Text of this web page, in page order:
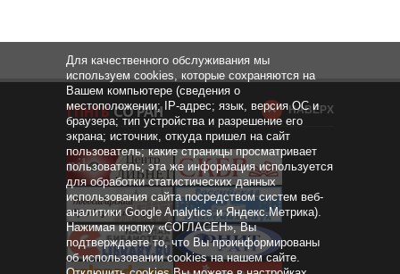
НАВЕРХ
Для качественного обслуживания мы
используем cookies, которые сохраняются на
Вашем компьютере (сведения о
местоположении; IP-адрес; язык, версия ОС и
браузера; тип устройства и разрешение его
экрана; источник, откуда пришел на сайт
пользователь; какие страницы просматривает
пользователь; эта же информация используется
для обработки статистических данных
использования сайта посредством систем веб-
аналитики Google Analytics и Яндекс.Метрика).
Нажимая кнопку «СОГЛАСЕН», Вы
подтверждаете то, что Вы проинформированы
об использовании cookies на нашем сайте.